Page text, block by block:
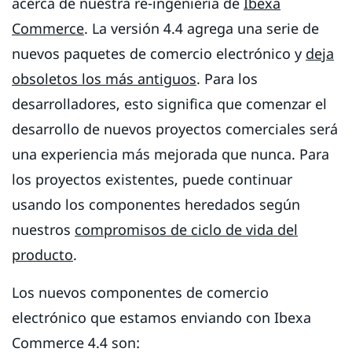
Commerce. La versión 4.4 agrega una serie de
nuevos paquetes de comercio electrónico y deja
obsoletos los más antiguos. Para los
desarrolladores, esto significa que comenzar el
desarrollo de nuevos proyectos comerciales será
una experiencia más mejorada que nunca. Para
los proyectos existentes, puede continuar
usando los componentes heredados según
nuestros compromisos de ciclo de vida del
producto.
Los nuevos componentes de comercio
electrónico que estamos enviando con Ibexa
Commerce 4.4 son: